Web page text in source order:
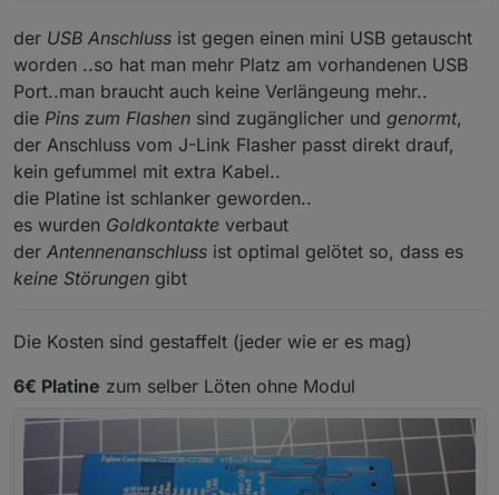
der USB Anschluss ist gegen einen mini USB getauscht
worden ..so hat man mehr Platz am vorhandenen USB
Port..man braucht auch keine Verlängeung mehr..
die Pins zum Flashen sind zugänglicher und genormt,
der Anschluss vom J-Link Flasher passt direkt drauf,
kein gefummel mit extra Kabel..
die Platine ist schlanker geworden..
es wurden Goldkontakte verbaut
der Antennenanschluss ist optimal gelötet so, dass es
keine Störungen gibt
Die Kosten sind gestaffelt (jeder wie er es mag)
6€ Platine zum selber Löten ohne Modul